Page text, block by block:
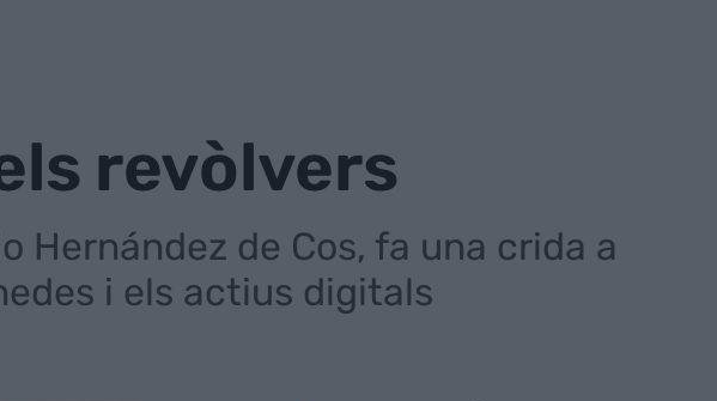
revòlvers
Hernández de Cos, fa una crida a
i els actius digitals